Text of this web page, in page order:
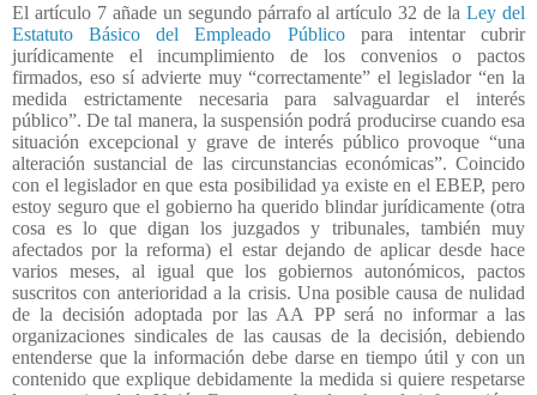
El artículo 7 añade un segundo párrafo al artículo 32 de laLey del
Estatuto Básico del Empleado Públicopara intentar cubrir
jurídicamente el incumplimiento de los convenios o pactos
firmados, eso sí advierte muy “correctamente” el legislador “en la
medida estrictamente necesaria para salvaguardar el interés
público”. De tal manera, la suspensión podrá producirse cuando esa
situación excepcional y grave de interés público provoque “una
alteración sustancial de las circunstancias económicas”. Coincido
con el legislador en que esta posibilidad ya existe en el EBEP, pero
estoy seguro que el gobierno ha querido blindar jurídicamente (otra
cosa es lo que digan los juzgados y tribunales, también muy
afectados por la reforma) el estar dejando de aplicar desde hace
varios meses, al igual que los gobiernos autonómicos, pactos
suscritos con anterioridad a la crisis. Una posible causa de nulidad
de la decisión adoptada por las AA PP será no informar a las
organizaciones sindicales de las causas de la decisión, debiendo
entenderse que la información debe darse en tiempo útil y con un
contenido que explique debidamente la medida si quiere respetarse